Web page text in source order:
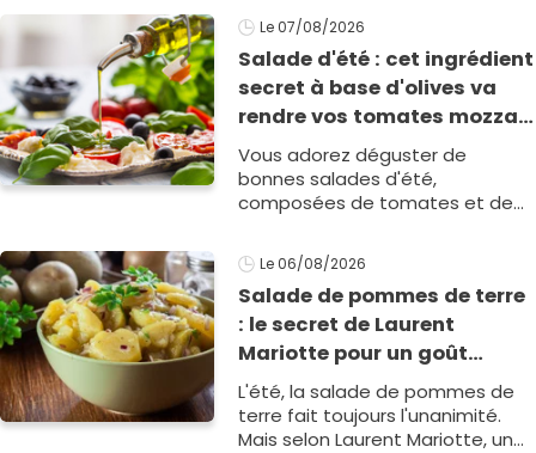
qu'un autre ingrédient, bien plus
subtil, permet d'obtenir u1
Le 07/08/2026
Salade d'été : cet ingrédient
secret à base d'olives va
rendre vos tomates mozza
inoubliables
Vous adorez déguster de
bonnes salades d'été,
composées de tomates et de
ce petit ingrédient pour sublimer
ce plat estival ?
Le 06/08/2026
Salade de pommes de terre
: le secret de Laurent
Mariotte pour un goût
inimitable
L'été, la salade de pommes de
terre fait toujours l'unanimité.
Mais selon Laurent Mariotte, un